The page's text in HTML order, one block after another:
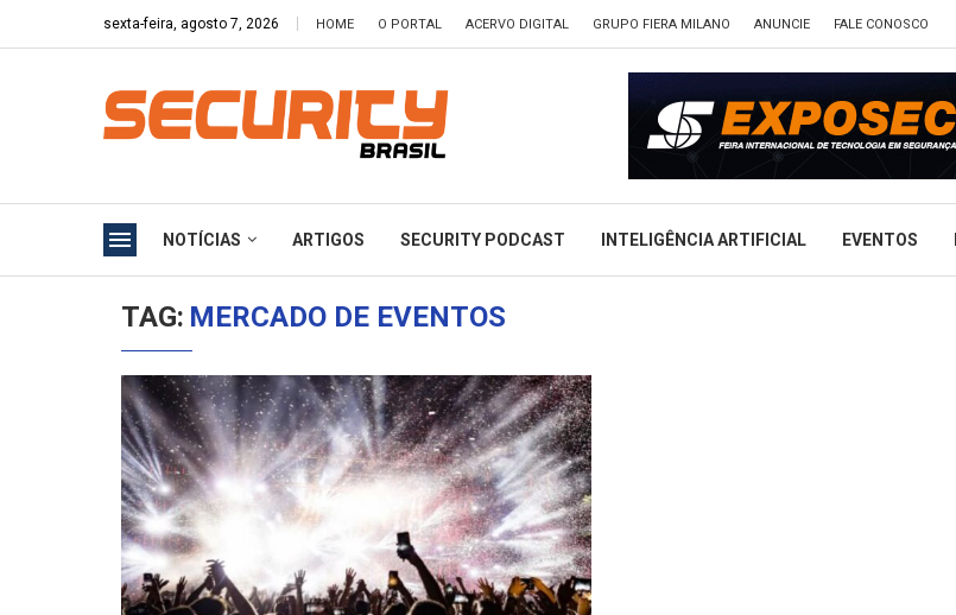
sexta-feira, agosto 7, 2026 HOME O PORTAL ACERVO DIGITAL GRUPO FIERA MILANO ANUNCIE FALE CONOSCO
NOTÍCIAS ARTIGOS SECURITY PODCAST INTELIGÊNCIA ARTIFICIAL EVENTOS
TAG: MERCADO DE EVENTOS